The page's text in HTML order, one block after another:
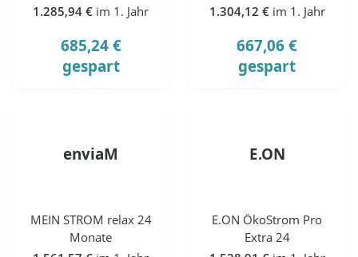
1.285,94 € im 1. Jahr
685,24 €
gespart
1.304,12 € im 1. Jahr
667,06 €
gespart
enviaM
MEIN STROM relax 24
Monate
E.ON
E.ON ÖkoStrom Pro
Extra 24